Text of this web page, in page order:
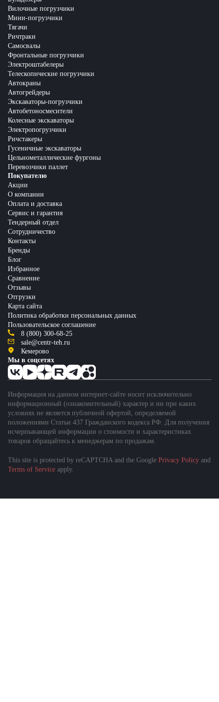
Вилочные погрузчики
Мини-погрузчики
Тягачи
Ричтраки
Самосвалы
Фронтальные погрузчики
Электроштабелеры
Телескопические погрузчики
Автокраны
Автогрейдеры
Экскаваторы-погрузчики
Автобетоносмесители
Колесные экскаваторы
Электропогрузчики
Ричстакеры
Гусеничные экскаваторы
Цельнометаллические фургоны
Перевозчики паллет
Покупателю
Акции
О компании
Оплата и доставка
Сервис и гарантия
Тендерный отдел
Сотрудничество
Контакты
Бренды
Блог
Избранное
Сравнение
Отзывы
Отгрузки
Карта сайта
Политика обработки персональных данных
Пользовательское соглашение
8 (800) 300-68-25
sale@centr-teh.ru
Кемерово
Мы в соцсетях
Информация на данном интернет-сайте носит исключительно
информационный (ознакомительный) характер и ни при каких
условиях не является публичной офертой, определяемой
положениями Статьи 437 Гражданского кодекса РФ. Для получения
исчерпывающей информации о стоимости и характеристиках
товаров обращайтесь к менеджерам по продажам.
This site is protected by reCAPTCHA and the Google Privacy Policy and
Terms of Service apply.